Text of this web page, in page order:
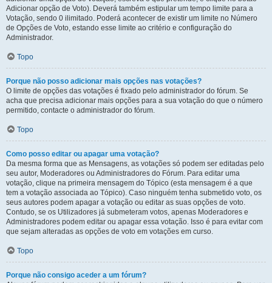
Adicionar opção de Voto). Deverá também estipular um tempo limite para a
Votação, sendo 0 ilimitado. Poderá acontecer de existir um limite no Número
de Opções de Voto, estando esse limite ao critério e configuração do
Administrador.
Topo
Porque não posso adicionar mais opções nas votações?
O limite de opções das votações é fixado pelo administrador do fórum. Se
acha que precisa adicionar mais opções para a sua votação do que o número
permitido, contacte o administrador do fórum.
Topo
Como posso editar ou apagar uma votação?
Da mesma forma que as Mensagens, as votações só podem ser editadas pelo
seu autor, Moderadores ou Administradores do Fórum. Para editar uma
votação, clique na primeira mensagem do Tópico (esta mensagem é a que
tem a votação associada ao Tópico). Caso ninguém tenha submetido voto, os
seus autores podem apagar a votação ou editar as suas opções de voto.
Contudo, se os Utilizadores já submeteram votos, apenas Moderadores e
Administradores podem editar ou apagar essa votação. Isso é para evitar com
que sejam alteradas as opções de voto em votações em curso.
Topo
Porque não consigo aceder a um fórum?